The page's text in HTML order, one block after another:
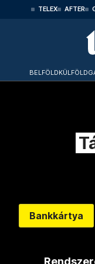
TELEX AFTER
BELFÖLDKÜLFÖLD
Bankkártya